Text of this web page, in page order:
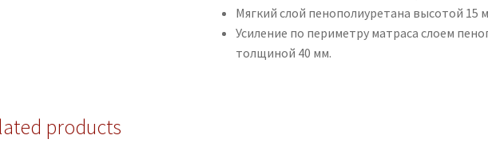
Мягкий слой пенополиуретана высотой 15
Усиление по периметру матраса слоем
толщиной 40 мм.
products